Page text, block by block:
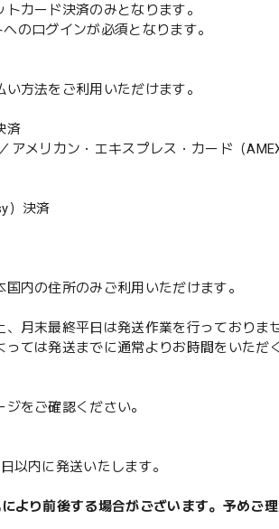
トカード決済のみとなります。
のログインが必須となります。
い方法をご利用いただけます。
済
メリカン・エキスプレス・カード（
）決済
国内の住所のみご利用いただけます。
月末最終平日は発送作業を行っておりませ
ては発送までに通常よりお時間をいただ
をご確認ください。
以内に発送いたします。
より前後する場合がございます。予めご理